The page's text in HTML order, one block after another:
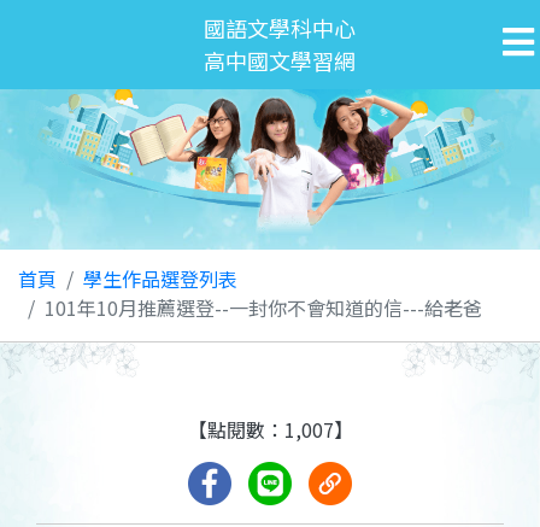
國語文學科中心
高中國文學習網
首頁
學生作品選登列表
101年10月推薦選登--一封你不會知道的信---給老爸
【點閱數：1,007】